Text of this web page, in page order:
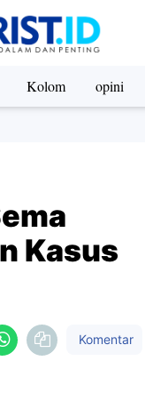
Kolom opini
Kasus
Komentar